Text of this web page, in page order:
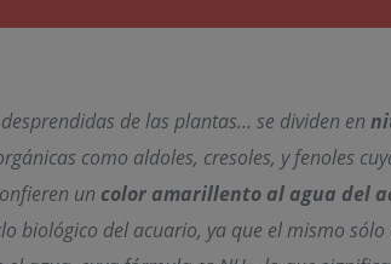
de las plantas… se dividen en
como aldoles, cresoles, y fenoles
un color amarillento al agua del
biológico del acuario, ya que el mismo